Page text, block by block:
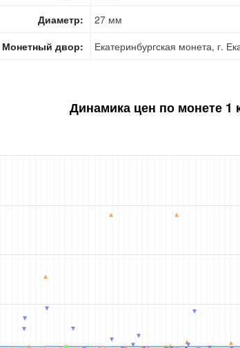
Диаметр:
27 мм
Монетный двор:
Екатеринбургская монета, г.
Динамика цен по монете 1